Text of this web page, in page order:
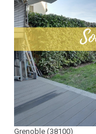
Grenoble (38100)